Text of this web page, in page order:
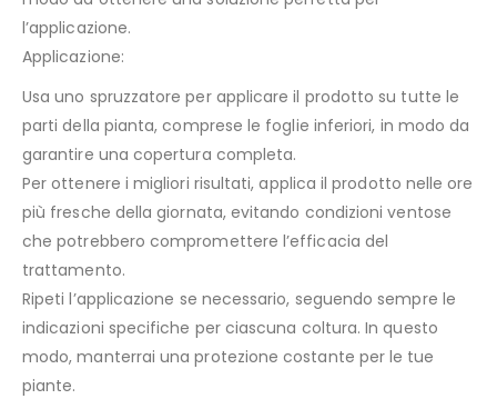
l’applicazione.
Applicazione:
Usa uno spruzzatore per applicare il prodotto su tutte le
parti della pianta, comprese le foglie inferiori, in modo da
garantire una copertura completa.
Per ottenere i migliori risultati, applica il prodotto nelle ore
più fresche della giornata, evitando condizioni ventose
che potrebbero compromettere l’efficacia del
trattamento.
Ripeti l’applicazione se necessario, seguendo sempre le
indicazioni specifiche per ciascuna coltura. In questo
modo, manterrai una protezione costante per le tue
piante.